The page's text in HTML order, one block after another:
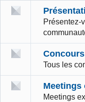
Présentez-
Concours
Tous les
Meetings
Meetings